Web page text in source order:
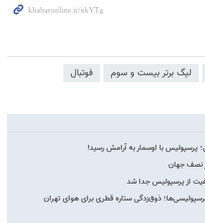
لیگ برتر بیست و سوم فوتبال
پرسپولیس با اوسمار به آرامش رسید!
نصف جهان
از پرسپولیس جدا شد
ذوق‌زدگی ستاره قطری برای هوای تهران